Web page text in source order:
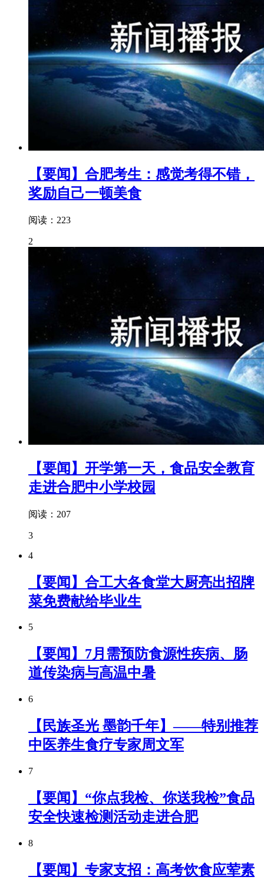
【要闻】合肥考生：感觉考得不错，
奖励自己一顿美食
阅读：223
2
【要闻】开学第一天，食品安全教育
走进合肥中小学校园
阅读：207
3
4
【要闻】合工大各食堂大厨亮出招牌
菜免费献给毕业生
5
【要闻】7月需预防食源性疾病、肠
道传染病与高温中暑
6
【民族圣光 墨韵千年】——特别推荐
中医养生食疗专家周文军
7
【要闻】“你点我检、你送我检”食品
安全快速检测活动走进合肥
8
【要闻】专家支招：高考饮食应荤素